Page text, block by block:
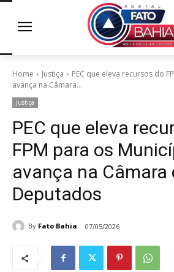
Home Justiça
PEC que eleva recursos do
avança na Câmara...
Justiça
PEC que eleva
FPM para os
avança na Câmara
Deputados
By Fato Bahia 07/05/2026